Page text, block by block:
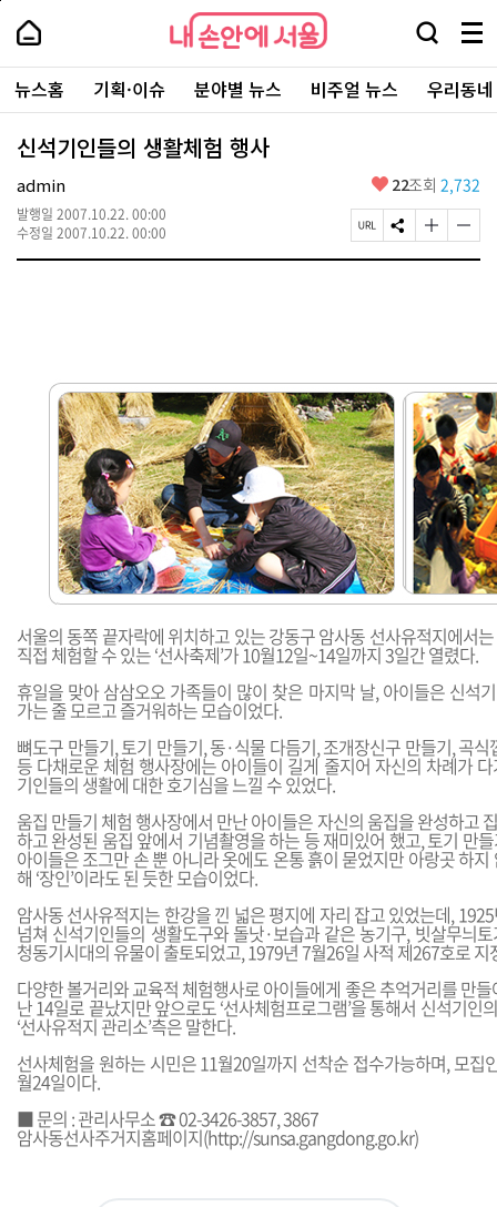
본
로
가
내
손
안
에
서
울
-
서
울
시
대
표
소
내
손
에
울
검
창
열
기
메
뉴
전
체
보
주
요
서
뉴스홈 기획·이슈 분야별 뉴스 비주얼 뉴스 우리동
신석기인들의 생활체험 행사
admin
발행일 2007.10.22. 00:00
수정일 2007.10.22. 00:00
좋
요
22조회 2,732
페
이
S
N
글
자
하
기
글
자
하
기
서울의 동쪽 끝자락에 위치하고 있는 강동구 암사동 선사유적지에서
직접 체험할 수 있는 ‘선사축제’가 10월12일~14일까지 3일간 열렸다.
휴일을 맞아 삼삼오오 가족들이 많이 찾은 마지막 날, 아이들은 신석
가는 줄 모르고 즐거워하는 모습이었다.
뼈도구 만들기, 토기 만들기, 동·식물 다듬기, 조개장신구 만들기, 곡
등 다채로운 체험 행사장에는 아이들이 길게 줄지어 자신의 차례가
기인들의 생활에 대한 호기심을 느낄 수 있었다.
움집 만들기 체험 행사장에서 만난 아이들은 자신의 움집을 완성하고
하고 완성된 움집 앞에서 기념촬영을 하는 등 재미있어 했고, 토기 만
아이들은 조그만 손 뿐 아니라 옷에도 온통 흙이 묻었지만 아랑곳 하
해 ‘장인’이라도 된 듯한 모습이었다.
암사동 선사유적지는 한강을 낀 넓은 평지에 자리 잡고 있었는데,
넘쳐 신석기인들의 생활도구와 돌낫·보습과 같은 농기구, 빗살무늬
청동기시대의 유물이 출토되었고, 1979년 7월26일 사적 제267호로 지
다양한 볼거리와 교육적 체험행사로 아이들에게 좋은 추억거리를 만들
난 14일로 끝났지만 앞으로도 ‘선사체험프로그램’을 통해서 신석기인
‘선사유적지 관리소’측은 말한다.
선사체험을 원하는 시민은 11월20일까지 선착순 접수가능하며, 모집
월24일이다.
■ 문의 : 관리사무소 ☎ 02-3426-3857, 3867
암사동선사주거지홈페이지(http://sunsa.gangdong.go.kr)
페
상
단
로